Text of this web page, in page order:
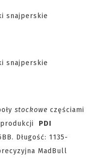
stockowe częściami
produkcji PDI
Długość: 1135-
MadBull